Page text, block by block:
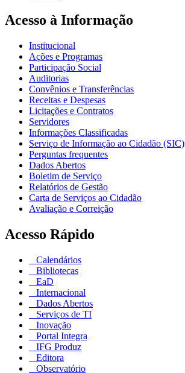
Acesso à Informação
Institucional
Ações e Programas
Participação Social
Auditorias
Convênios e Transferências
Receitas e Despesas
Licitações e Contratos
Servidores
Informações Classificadas
Serviço de Informação ao Cidadão (SIC)
Perguntas frequentes
Dados Abertos
Boletim de Serviço
Relatórios de Gestão
Carta de Serviços ao Cidadão
Avaliação e Correição
Acesso Rápido
Calendários
Bibliotecas
EaD
Internacional
Dados Abertos
Serviços de TI
Inovação
Portal Integra
IFG Produz
Editora
Observatório